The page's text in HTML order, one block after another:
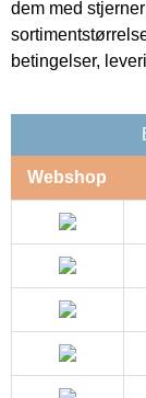
dem med
betingelser,
Webshop